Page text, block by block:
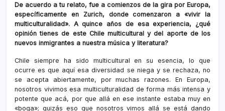
De acuerdo a tu relato, fue a comienzos de la gira por Europa,
específicamente en Zurich, donde comenzaron a «vivir la
multiculturalidad». A quince años de esa experiencia, ¿qué
opinión tienes de este Chile multicultural y del aporte de los
nuevos inmigrantes a nuestra música y literatura?
Chile siempre ha sido multicultural en su esencia, lo que
ocurre es que aquí esa diversidad se niega y se rechaza, no
se acepta abiertamente, por muchas razones. En Europa,
nosotros vivimos esa multiculturalidad de forma más intensa y
potente que acá, por que allá en ese instante estaba muy en
«boga»; quizás eso que nosotros vimos allá se está dando